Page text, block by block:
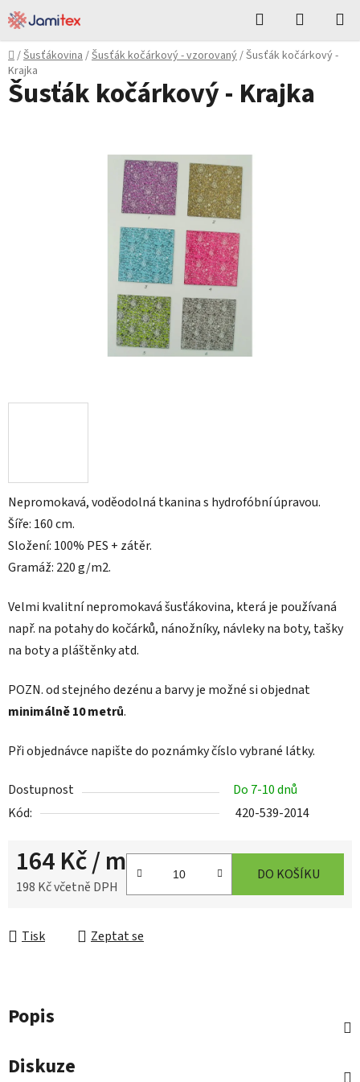
Přejít
na
obsah
Hledat
KOŠÍK
Domů
/Šusťákovina/Šusťák kočárkový - vzorovaný/Šusťák kočárkový -
Krajka
Nepromokavá, voděodolná tkanina s hydrofóbní úpravou.
Šíře: 160 cm.
Složení: 100% PES + zátěr.
Gramáž: 220 g/m2.
Velmi kvalitní nepromokavá šusťákovina, která je používaná
např. na potahy do kočárků, nánožníky, návleky na boty, tašky
na boty a pláštěnky atd.
POZN.od stejného dezénu a barvy je možné si objednat
minimálně 10 metrů.
Při objednávce napište do poznámky číslo vybrané látky.
Dostupnost
Do 7-10 dnů
Kód:
420-539-2014
164 Kč/ m
198 Kč včetně DPH
DO KOŠÍKU
Tisk Zeptat se
Šusťák kočárkový - Krajka
Popis
Diskuze